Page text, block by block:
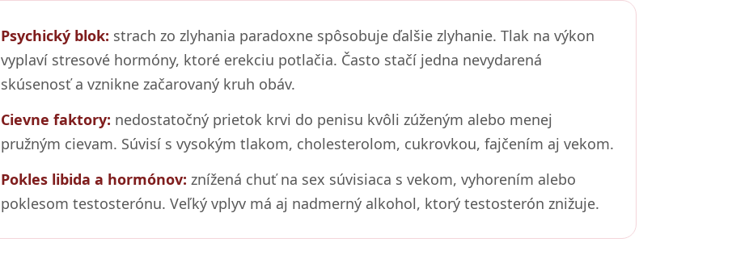
Psychický blok: strach zo zlyhania paradoxne spôsobuje ďalšie zlyhanie. Tlak na výkon
vyplaví stresové hormóny, ktoré erekciu potlačia. Často stačí jedna nevydarená
skúsenosť a vznikne začarovaný kruh obáv.
Cievne faktory: nedostatočný prietok krvi do penisu kvôli zúženým alebo menej
pružným cievam. Súvisí s vysokým tlakom, cholesterolom, cukrovkou, fajčením aj vekom.
Pokles libida a hormónov: znížená chuť na sex súvisiaca s vekom, vyhorením alebo
poklesom testosterónu. Veľký vplyv má aj nadmerný alkohol, ktorý testosterón znižuje.